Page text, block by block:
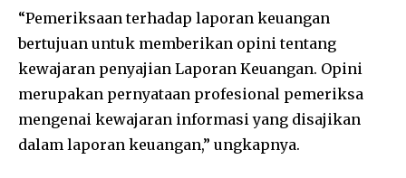
“Pemeriksaan terhadap laporan keuangan
bertujuan untuk memberikan opini tentang
kewajaran penyajian Laporan Keuangan. Opini
merupakan pernyataan profesional pemeriksa
mengenai kewajaran informasi yang disajikan
dalam laporan keuangan,” ungkapnya.